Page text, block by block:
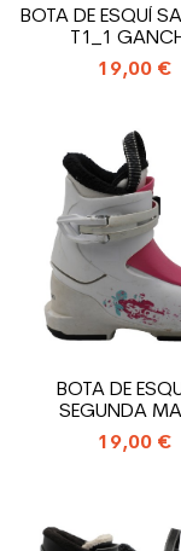
BOTA DE ESQUÍ
T1_1
19,00 €
BOTA DE
SEGUNDA
SALOMON19,00 €